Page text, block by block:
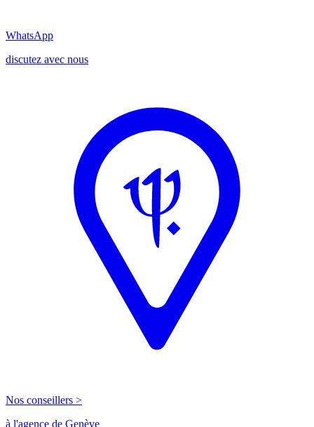
WhatsApp
discutez avec nous
Nos conseillers >
à l'agence de Genève